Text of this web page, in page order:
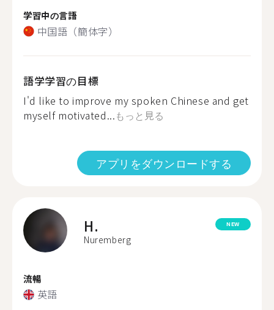
学習中の言語
中国語（簡体字）
語学学習の目標
I'd like to improve my spoken Chinese and get
myself motivated...もっと見る
アプリをダウンロードする
H.
Nuremberg
NEW
流暢
英語